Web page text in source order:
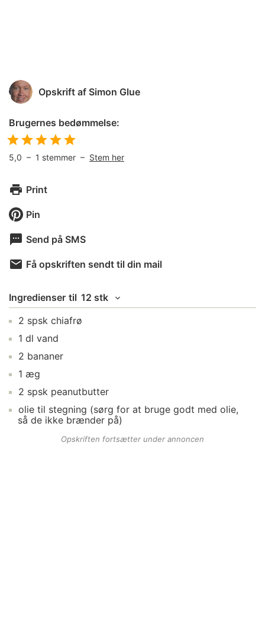
Opskrift af Simon Glue
Brugernes bedømmelse:
5,0 – 1 stemmer – Stem her
Print
Pin
Send på SMS
Få opskriften sendt til din mail
Ingredienser til 12 stk
2 spsk chiafrø
1 dl vand
2 bananer
1 æg
2 spsk peanutbutter
olie til stegning (sørg for at bruge godt med olie,
så de ikke brænder på)
Opskriften fortsætter under annoncen